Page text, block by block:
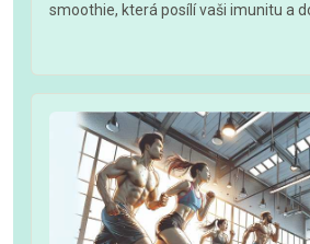
smoothie, která posílí vaši imunitu a